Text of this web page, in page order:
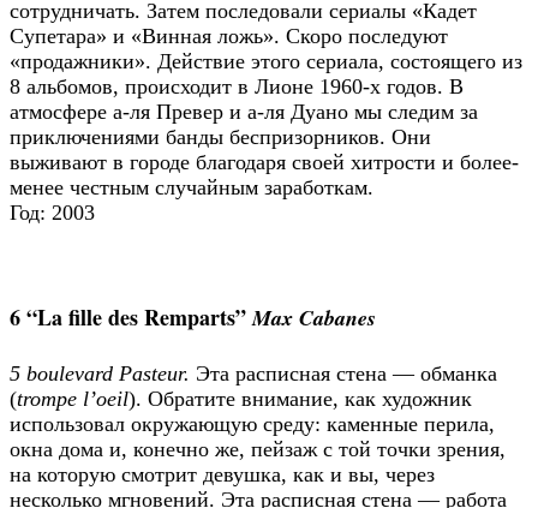
сотрудничать. Затем последовали сериалы «Кадет
Супетара» и «Винная ложь». Скоро последуют
«продажники». Действие этого сериала, состоящего из
8 альбомов, происходит в Лионе 1960-х годов. В
атмосфере а-ля Превер и а-ля Дуано мы следим за
приключениями банды беспризорников. Они
выживают в городе благодаря своей хитрости и более-
менее честным случайным заработкам.
Год: 2003
6 “La fille des Remparts”Max Cabanes
5 boulevard Pasteur. Эта расписная стена — обманка
(trompe l’oeil). Обратите внимание, как художник
использовал окружающую среду: каменные перила,
окна дома и, конечно же, пейзаж с той точки зрения,
на которую смотрит девушка, как и вы, через
несколько мгновений. Эта расписная стена — работа